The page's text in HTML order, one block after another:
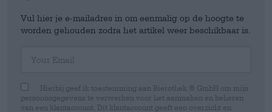
Vul hier je e-mailadres in om eenmalig op de hoogte te
worden gehouden zodra het artikel weer beschikbaar is.
Hierbij geef ik toestemming aan Bierothek ® GmbH om mijn
persoonsgegevens te verwerken voor het aanmaken en beheren
van een klantaccount. Dit klantaccount geeft een overzicht en